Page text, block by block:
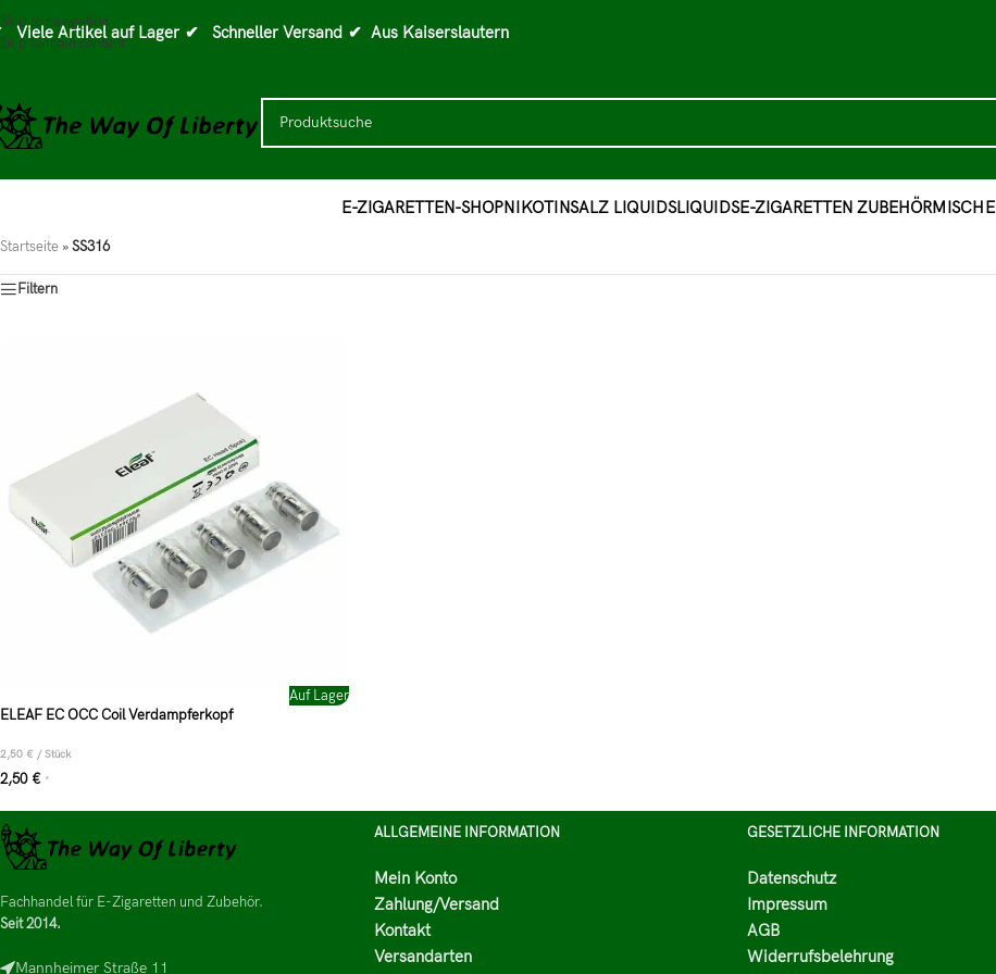
Skip to navigation
Skip to main content
Viele Artikel auf Lager ✔ Schneller Versand ✔ Aus Kaiserslautern
E-ZIGARETTEN-SHOPNIKOTINSALZ LIQUIDSLIQUIDSE-ZIGARETTEN ZUBEHÖR
Startseite »SS316
Filtern
Auf Lager
ELEAF EC OCC Coil Verdampferkopf
2,50 € /Stück
2,50 € *
Fachhandel für E-Zigaretten und Zubehör.
Seit 2014.
Mannheimer Straße 11
ALLGEMEINE INFORMATION
Mein Konto
Zahlung/Versand
Kontakt
Versandarten
GESETZLICHE INFORMATION
Datenschutz
Impressum
AGB
Widerrufsbelehrung